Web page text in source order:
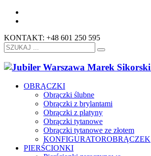
KONTAKT: +48 601 250 595
OBRĄCZKI
Obrączki ślubne
Obrączki z brylantami
Obrączki z platyny
Obrączki tytanowe
Obrączki tytanowe ze złotem
KONFIGURATOROBRĄCZEK
PIERŚCIONKI